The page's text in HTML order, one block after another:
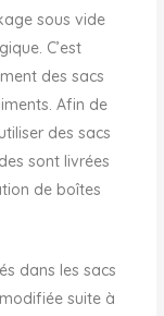
sous vide
C’est
des sacs
Afin de
des sacs
sont livrées
de boîtes
dans les sacs
suite à